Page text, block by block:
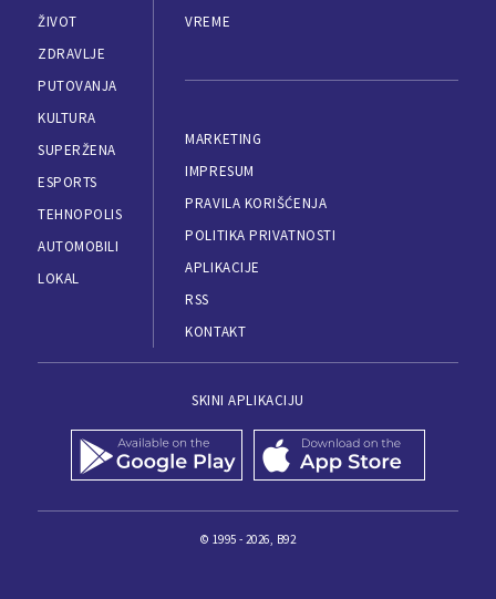
ŽIVOT
ZDRAVLJE
PUTOVANJA
KULTURA
SUPERŽENA
ESPORTS
TEHNOPOLIS
AUTOMOBILI
LOKAL
VREME
MARKETING
IMPRESUM
PRAVILA KORIŠĆENJA
POLITIKA PRIVATNOSTI
APLIKACIJE
RSS
KONTAKT
SKINI APLIKACIJU
© 1995 - 2026, B92